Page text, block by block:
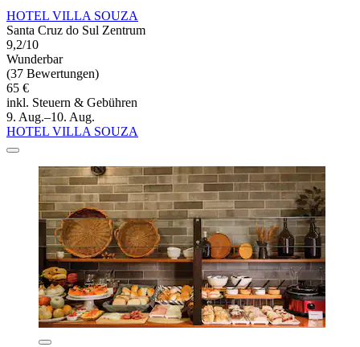
HOTEL VILLA SOUZA
Santa Cruz do Sul Zentrum
9,2/10
Wunderbar
(37 Bewertungen)
65 €
inkl. Steuern & Gebühren
9. Aug.–10. Aug.
HOTEL VILLA SOUZA